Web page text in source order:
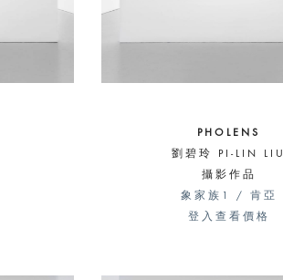
PHOLENS
劉碧玲 PI-LIN LIU
攝影作品
象家族1 / 肯亞
登入查看價格